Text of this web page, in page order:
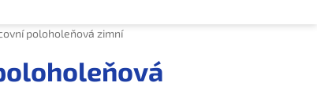
poloholeňová zimní